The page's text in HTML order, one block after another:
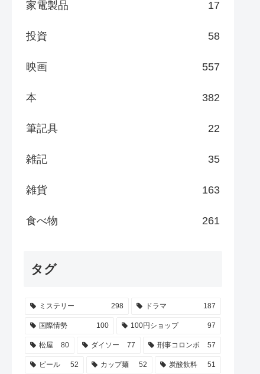
家電製品 17
投資 58
映画 557
本 382
筆記具 22
雑記 35
雑貨 163
食べ物 261
タグ
ミステリー 298 ドラマ 187
国際情勢 100 100円ショップ 97
松屋 80 ダイソー 77 刑事コロンボ 57
ビール 52 カップ麺 52 炭酸飲料 51